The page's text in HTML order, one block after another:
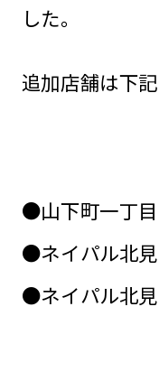
した。
追加店舗は下記
●山下町一丁
●ネイパル北見
●ネイパル北見